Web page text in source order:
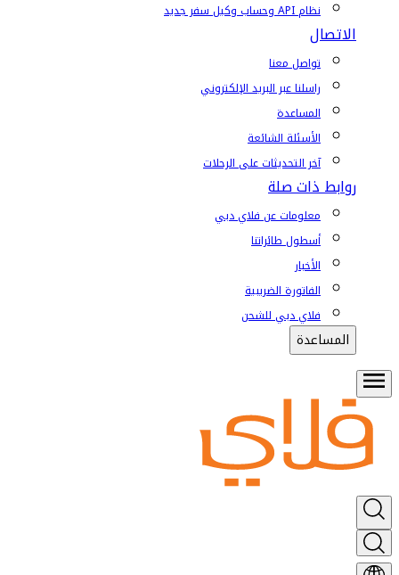
نظام API وحساب وكيل سفر جديد
الاتصال
تواصل معنا
راسلنا عبر البريد الإلكتروني
المساعدة
الأسئلة الشائعة
آخر التحديثات على الرحلات
روابط ذات صلة
معلومات عن فلاي دبي
أسطول طائراتنا
الأخبار
الفاتورة الضريبية
فلاي دبي للشحن
المساعدة